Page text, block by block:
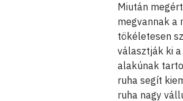
Miután
megvannak a
tökéletesen
választják ki
alakúnak
ruha segít
ruha nagy